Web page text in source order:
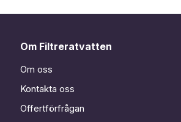
Om Filtreratvatten
Om oss
Kontakta oss
Offertförfrågan